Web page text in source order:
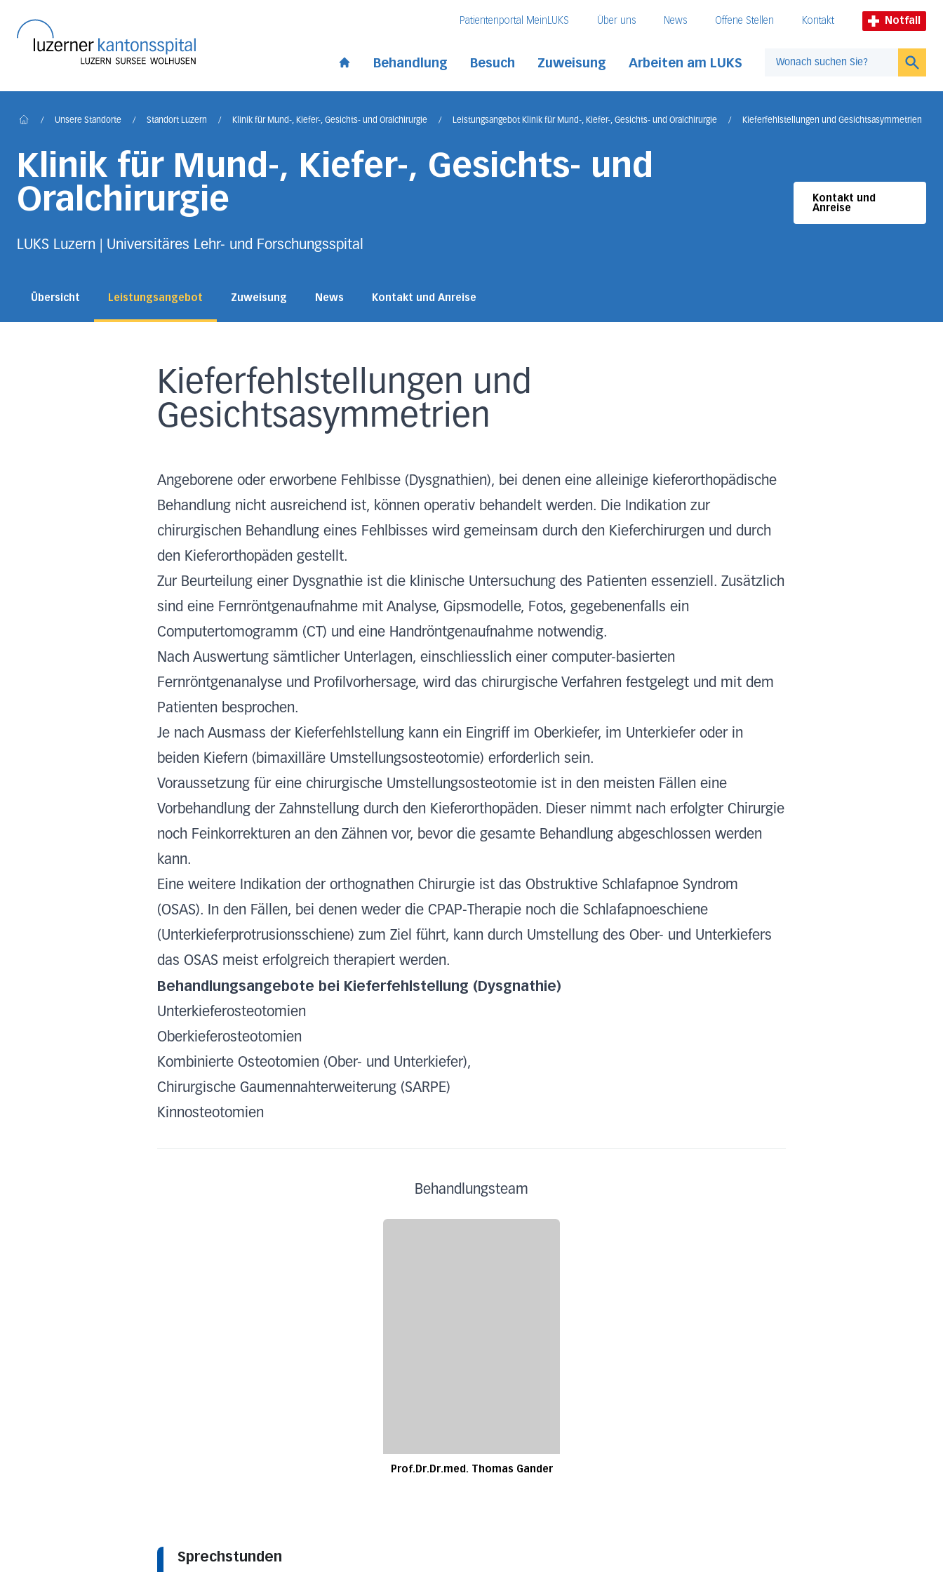
Patientenportal MeinLUKS Über uns News Offene Stellen Kontakt Notfall
Behandlung Besuch Zuweisung Arbeiten am LUKS
/ Unsere Standorte / Standort Luzern / Klinik für Mund-, Kiefer-, Gesichts- und Oralchirurgie / Leistungsangebot Klinik für Mund-, Kiefer-, Gesichts- und Oralchirurgie / Kieferfehlstellungen und Gesichtsasymmetrien
Klinik für Mund-, Kiefer-, Gesichts- und
Oralchirurgie
LUKS Luzern | Universitäres Lehr- und Forschungsspital
Kontakt und
Anreise
Übersicht Leistungsangebot Zuweisung News Kontakt und Anreise
Kieferfehlstellungen und
Gesichtsasymmetrien
Angeborene oder erworbene Fehlbisse (Dysgnathien), bei denen eine alleinige kieferorthopädische
Behandlung nicht ausreichend ist, können operativ behandelt werden. Die Indikation zur
chirurgischen Behandlung eines Fehlbisses wird gemeinsam durch den Kieferchirurgen und durch
den Kieferorthopäden gestellt.
Zur Beurteilung einer Dysgnathie ist die klinische Untersuchung des Patienten essenziell. Zusätzlich
sind eine Fernröntgenaufnahme mit Analyse, Gipsmodelle, Fotos, gegebenenfalls ein
Computertomogramm (CT) und eine Handröntgenaufnahme notwendig.
Nach Auswertung sämtlicher Unterlagen, einschliesslich einer computer-basierten
Fernröntgenanalyse und Profilvorhersage, wird das chirurgische Verfahren festgelegt und mit dem
Patienten besprochen.
Je nach Ausmass der Kieferfehlstellung kann ein Eingriff im Oberkiefer, im Unterkiefer oder in
beiden Kiefern (bimaxilläre Umstellungsosteotomie) erforderlich sein.
Voraussetzung für eine chirurgische Umstellungsosteotomie ist in den meisten Fällen eine
Vorbehandlung der Zahnstellung durch den Kieferorthopäden. Dieser nimmt nach erfolgter Chirurgie
noch Feinkorrekturen an den Zähnen vor, bevor die gesamte Behandlung abgeschlossen werden
kann.
Eine weitere Indikation der orthognathen Chirurgie ist das Obstruktive Schlafapnoe Syndrom
(OSAS). In den Fällen, bei denen weder die CPAP-Therapie noch die Schlafapnoeschiene
(Unterkieferprotrusionsschiene) zum Ziel führt, kann durch Umstellung des Ober- und Unterkiefers
das OSAS meist erfolgreich therapiert werden.
Behandlungsangebote bei Kieferfehlstellung (Dysgnathie)
Unterkieferosteotomien
Oberkieferosteotomien
Kombinierte Osteotomien (Ober- und Unterkiefer),
Chirurgische Gaumennahterweiterung (SARPE)
Kinnosteotomien
Behandlungsteam
Prof.Dr.Dr.med. Thomas Gander
Sprechstunden